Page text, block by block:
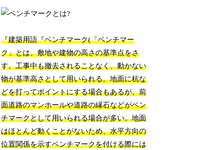
『建築用語『ベンチマーク(「ベンチマー
ク」とは、敷地や建物の高さの基準点をさ
す。工事中も撤去されることなく、動かない
物が基準高さとして用いられる。地面に杭な
どを打ってポイントにする場合もあるが、前
面道路のマンホールや道路の縁石などがベン
チマークとして用いられる場合が多い。地面
はほとんど動くことがないため、水平方向の
位置関係を示すベンチマークを付ける際には